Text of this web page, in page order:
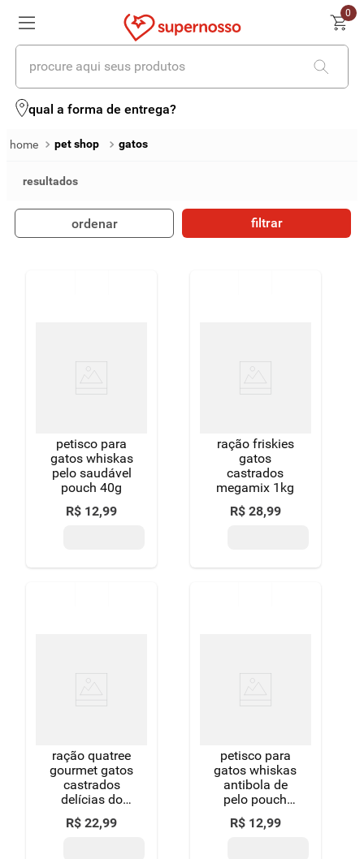
0
procure aqui seus produtos
qual a forma de entrega?
pet shop gatos
ordenar filtrar
petisco para
gatos whiskas
pelo saudável
pouch 40g
R$ 12,99
ração friskies
gatos
castrados
megamix 1kg
R$ 28,99
ração quatree
gourmet gatos
castrados
delícias do
mar 1,0kg
R$ 22,99
petisco para
gatos whiskas
antibola de
pelo pouch
R$ 12,99
termos mais buscados
4º iogurte
chocolate